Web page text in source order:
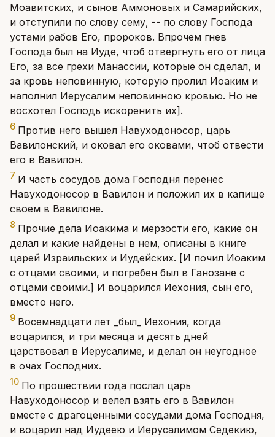
Моавитских, и сынов Аммоновых и Самарийских,
и отступили по слову сему, -- по слову Господа
устами рабов Его, пророков. Впрочем гнев
Господа был на Иуде, чтоб отвергнуть его от лица
Его, за все грехи Манассии, которые он сделал, и
за кровь неповинную, которую пролил Иоаким и
наполнил Иерусалим неповинною кровью. Но не
восхотел Господь искоренить их].
6 Против него вышел Навуходоносор, царь
Вавилонский, и оковал его оковами, чтоб отвести
его в Вавилон.
7 И часть сосудов дома Господня перенес
Навуходоносор в Вавилон и положил их в капище
своем в Вавилоне.
8 Прочие дела Иоакима и мерзости его, какие он
делал и какие найдены в нем, описаны в книге
царей Израильских и Иудейских. [И почил Иоаким
с отцами своими, и погребен был в Ганозане с
отцами своими.] И воцарился Иехония, сын его,
вместо него.
9 Восемнадцати лет _был_ Иехония, когда
воцарился, и три месяца и десять дней
царствовал в Иерусалиме, и делал он неугодное
в очах Господних.
10 По прошествии года послал царь
Навуходоносор и велел взять его в Вавилон
вместе с драгоценными сосудами дома Господня,
и воцарил над Иудеею и Иерусалимом Седекию,